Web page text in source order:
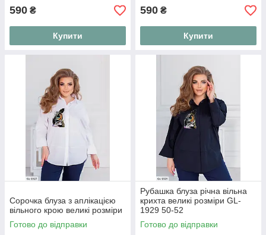
590 ₴
Купити
590 ₴
Купити
Сорочка блуза з аплікацією
вільного крою великі розміри
Готово до відправки
Рубашка блуза річна вільна
крихта великі розміри GL-
1929 50-52
Готово до відправки